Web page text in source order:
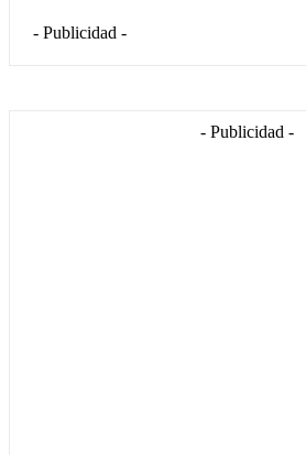
- Publicidad -
- Publicidad -